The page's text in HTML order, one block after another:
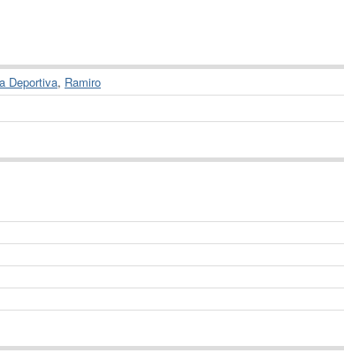
Deportiva, Ramiro